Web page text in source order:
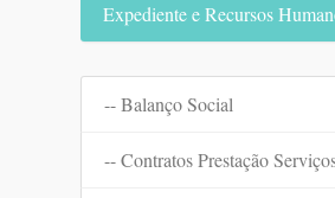
Expediente e Recursos
-- Balanço Social
-- Contratos Prestação